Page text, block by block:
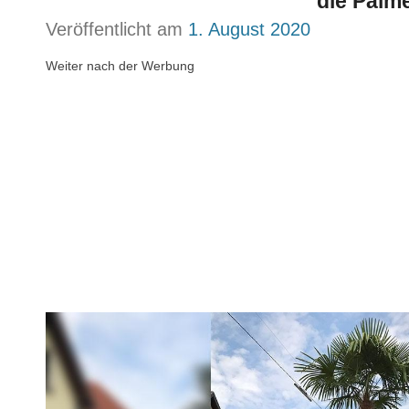
Veröffentlicht am 1. August 2020
Weiter nach der Werbung